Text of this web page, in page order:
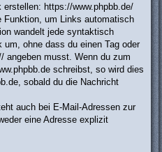
erstellen: https://www.phpbb.de/
um Links automatisch
wandelt jede syntaktisch
um, ohne dass du einen Tag oder
angeben musst. Wenn du zum
schreibst, so wird dies
, sobald du die Nachricht
auch bei E-Mail-Adressen zur
eine Adresse explizit